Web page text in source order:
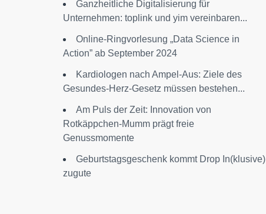
Ganzheitliche Digitalisierung für
Unternehmen: toplink und yim vereinbaren...
Online-Ringvorlesung „Data Science in
Action” ab September 2024
Kardiologen nach Ampel-Aus: Ziele des
Gesundes-Herz-Gesetz müssen bestehen...
Am Puls der Zeit: Innovation von
Rotkäppchen-Mumm prägt freie
Genussmomente
Geburtstagsgeschenk kommt Drop In(klusive)
zugute